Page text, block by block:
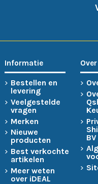
Informatie
Bestellen en
levering
Veelgestelde
vragen
Merken
Nieuwe
producten
Best verkochte
artikelen
Meer weten
over iDEAL
BV